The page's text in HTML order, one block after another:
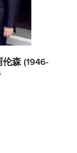
森 (1946-